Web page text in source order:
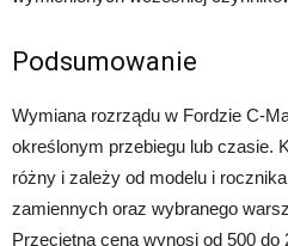
Podsumowanie
Wymiana rozrządu w Fordzie C-
określonym przebiegu lub czasie.
różny i zależy od modelu i
zamiennych oraz wybranego
Przeciętna cena wynosi od 500 do